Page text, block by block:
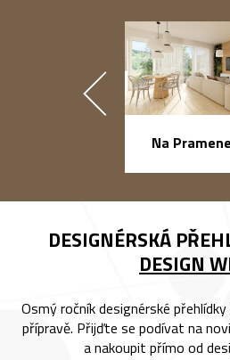
Na
DESIGNÉRSKÁ
DESIGN
Osmý ročník designérské
přípravě. Přijďte se podívat na
a nakoupit přímo od